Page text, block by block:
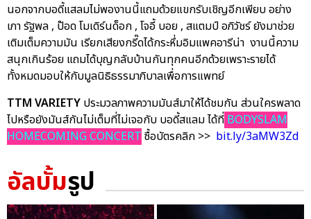
นอกจากบอดี้แสลมไม่พองานนี้แถมด้วยแขกรับเชิญอีกเพียบ อย่าง
เภา รัฐพล , ป๊อด โมเดิร์นด็อก , โจอี้ บอย , สแตมป์ อภิวัชร์ ยังมาช่วย
เติมเต็มความมัน เรียกเสียงกรี๊ดได้กระหึ่มอิมแพคอารีน่า งานนี้ความ
สนุกเกินร้อย แถมได้บุญกลับบ้านกันทุกคนอีกด้วยเพราะรายได้
ทั้งหมดมอบให้กับมูลนิธิธรรมาภิบาลเพื่อการแพทย์
TTM VARIETY ประมวลภาพความมันส์มาให้ได้ชมกัน ส่วนใครพลาด
ไปหรือยังมันส์กันไม่เต็มที่ไม่เจอกับ บอดี้สแลม ได้ที่ BODYSLAM
HOMECOMING CONCERT ซื้อบัตรคลิก >> bit.ly/3aMW3Zd
อัลบั้มรูป